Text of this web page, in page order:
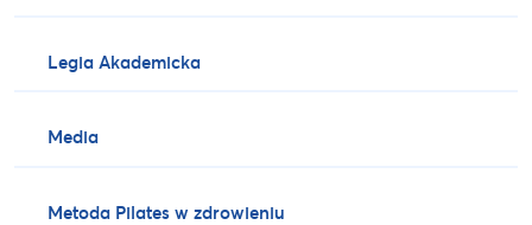
Legia Akademicka
Media
Metoda Pilates w zdrowieniu